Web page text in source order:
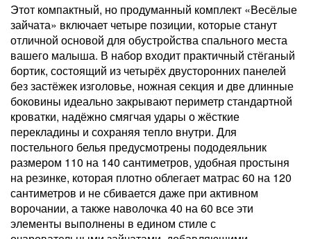
Этот компактный, но продуманный комплект «Весёлые
зайчата» включает четыре позиции, которые станут
отличной основой для обустройства спального места
вашего малыша. В набор входит практичный стёганый
бортик, состоящий из четырёх двусторонних панелей
без застёжек изголовье, ножная секция и две длинные
боковины идеально закрывают периметр стандартной
кроватки, надёжно смягчая удары о жёсткие
перекладины и сохраняя тепло внутри. Для
постельного белья предусмотрены пододеяльник
размером 110 на 140 сантиметров, удобная простыня
на резинке, которая плотно облегает матрас 60 на 120
сантиметров и не сбивается даже при активном
ворочании, а также наволочка 40 на 60 все эти
элементы выполнены в едином стиле с